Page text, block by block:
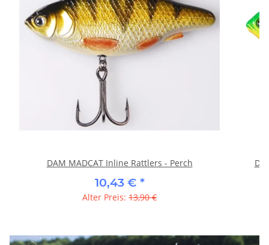
DAM MADCAT Inline Rattlers - Perch
10,43 € *
Alter Preis: 13,90 €